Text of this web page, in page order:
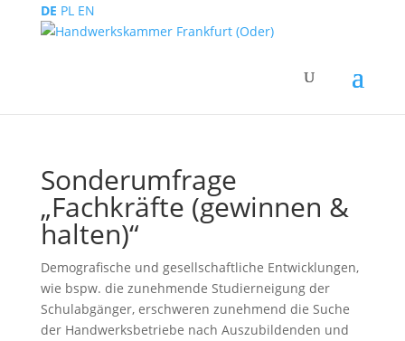
DE PL EN
Sonderumfrage
„Fachkräfte (gewinnen &
halten)“
Demografische und gesellschaftliche Entwicklungen,
wie bspw. die zunehmende Studierneigung der
Schulabgänger, erschweren zunehmend die Suche
der Handwerksbetriebe nach Auszubildenden und